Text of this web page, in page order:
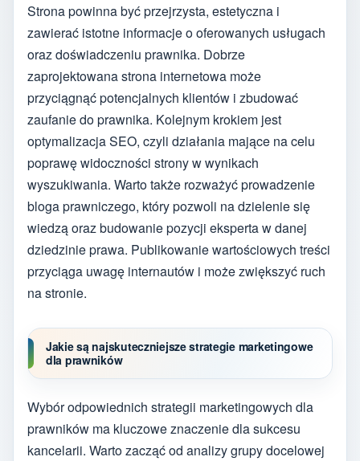
Strona powinna być przejrzysta, estetyczna i
zawierać istotne informacje o oferowanych usługach
oraz doświadczeniu prawnika. Dobrze
zaprojektowana strona internetowa może
przyciągnąć potencjalnych klientów i zbudować
zaufanie do prawnika. Kolejnym krokiem jest
optymalizacja SEO, czyli działania mające na celu
poprawę widoczności strony w wynikach
wyszukiwania. Warto także rozważyć prowadzenie
bloga prawniczego, który pozwoli na dzielenie się
wiedzą oraz budowanie pozycji eksperta w danej
dziedzinie prawa. Publikowanie wartościowych treści
przyciąga uwagę internautów i może zwiększyć ruch
na stronie.
Jakie są najskuteczniejsze strategie marketingowe
dla prawników
Wybór odpowiednich strategii marketingowych dla
prawników ma kluczowe znaczenie dla sukcesu
kancelarii. Warto zacząć od analizy grupy docelowej